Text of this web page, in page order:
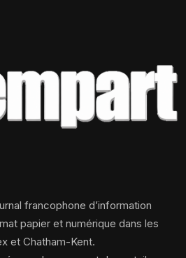
francophone d’information
papier et numérique dans les
et Chatham-Kent.